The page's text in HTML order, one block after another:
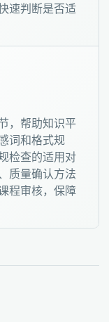
速判断是否适
，帮助知识平
词和格式规
检查的适用对
质量确认方法
程审核，保障